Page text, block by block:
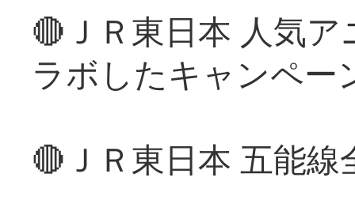
🔴ＪＲ東日本 人気
ラボしたキャンペー
🔴ＪＲ東日本 五能